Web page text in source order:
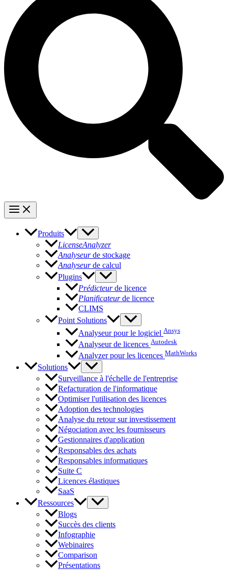
Produits
LicenseAnalyzer
Analyseurde stockage
Analyseurde calcul
Plugins
Prédicteurde licence
Planificateurde licence
CLIMS
Point Solutions
Analyseur pour le logiciel Ansys
Analyseur de licences Autodesk
Analyzer pour les licences MathWorks
Solutions
Surveillance à l'échelle de l'entreprise
Refacturation de l'informatique
Optimiser l'utilisation des licences
Adoption des technologies
Analyse du retour sur investissement
Négociation avec les fournisseurs
Gestionnaires d'application
Responsables des achats
Responsables informatiques
Suite C
Licences élastiques
SaaS
Ressources
Blogs
Succès des clients
Infographie
Webinaires
Comparison
Présentations